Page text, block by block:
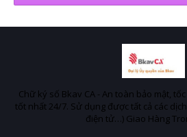
Chữ ký số Bkav CA - An toàn bảo mật,
tốt nhất 24/7. Sử dụng được tất cả các
điện tử…) Giao Hàng